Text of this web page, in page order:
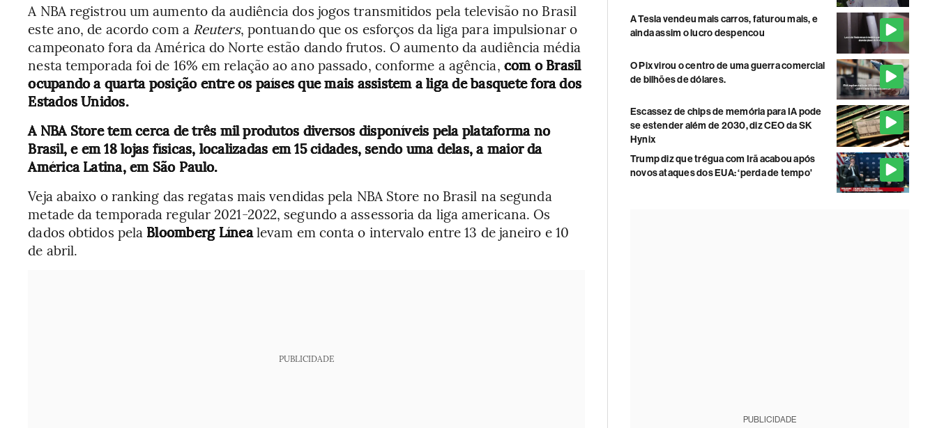
A NBA registrou um aumento da audiência dos jogos transmitidos pela televisão no Brasil
este ano, de acordo com a Reuters, pontuando que os esforços da liga para impulsionar o
campeonato fora da América do Norte estão dando frutos. O aumento da audiência média
nesta temporada foi de 16% em relação ao ano passado, conforme a agência, com o Brasil
ocupando a quarta posição entre os países que mais assistem a liga de basquete fora dos
Estados Unidos.
A NBA Store tem cerca de três mil produtos diversos disponíveis pela plataforma no
Brasil, e em 18 lojas físicas, localizadas em 15 cidades, sendo uma delas, a maior da
América Latina, em São Paulo.
Veja abaixo o ranking das regatas mais vendidas pela NBA Store no Brasil na segunda
metade da temporada regular 2021-2022, segundo a assessoria da liga americana. Os
dados obtidos pela Bloomberg Línealevam em conta o intervalo entre 13 de janeiro e 10
de abril.
PUBLICIDADE
A Tesla vendeu mais carros, faturou mais, e
ainda assim o lucro despencou
O Pix virou o centro de uma guerra comercial
de bilhões de dólares.
Escassez de chips de memória para IA pode
se estender além de 2030, diz CEO da SK
Hynix
Trump diz que trégua com Irã acabou após
novos ataques dos EUA: ‘perda de tempo'
PUBLICIDADE